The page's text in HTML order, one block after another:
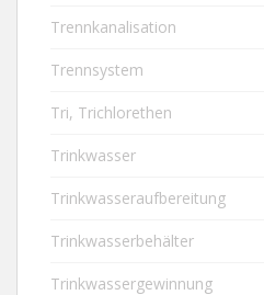
Trennkanalisation
Trennsystem
Tri, Trichlorethen
Trinkwasser
Trinkwasseraufbereitung
Trinkwasserbehälter
Trinkwassergewinnung